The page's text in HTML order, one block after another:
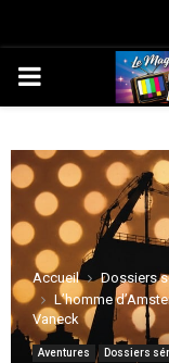
PRIMARY
Accueil
Dossiers
L’homme
Vaneck
Aventures Dossiers